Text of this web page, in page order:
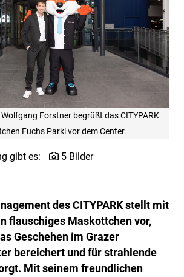
Forstner begrüßt das CITYPARK
Fuchs Parki vor dem Center.
gibt es:
5 Bilder
des CITYPARK stellt mit
flauschiges Maskottchen vor,
Geschehen im Grazer
bereichert und für strahlende
Mit seinem freundlichen